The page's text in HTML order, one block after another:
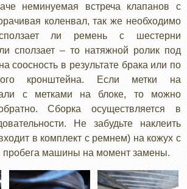
неминуемая встреча клапанов с
коленвал, так же необходимо
ли ремень с шестерни
сползает – то натяжной ролик под
соосность в результате брака или по
кронштейна. Если метки на
с метками на блоке, то можно
Сборка осуществляется в
Не забудьте наклеить
в комплект с ремнем) на кожух с
пробега машины на момент замены.